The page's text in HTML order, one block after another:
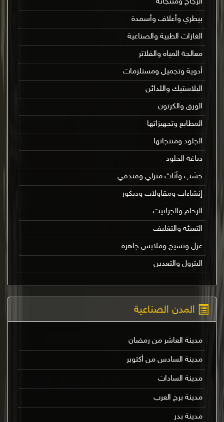
بيطري وأعلاف وأسمدة
الغازات الطبية والصناعية
معالجة المياه والفلاتر
أدوية وتجميل ومستلزمات
البلاستيك واللدائن
الورق والكرتون
المطابع وتجهيزاتها
الجلود ومنتجاتها
دباغة الجلود
خشب وأثاث منزلي وفندقي
إنشاءات ومقاولات وديكور
الرخام والجرانيت
التعبئة والتغليف
غزل ونسيج وملابس جاهزة
البترول والتعدين
المدن الصناعية
مدينة العاشر من رمضان
مدينة السادس من أكتوبر
مدينة السادات
مدينة برج العرب
مدينة بدر